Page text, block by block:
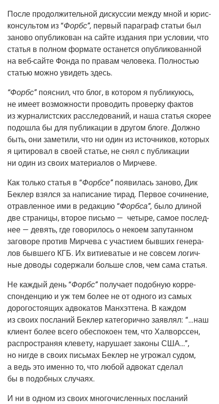
После про­дол­жи­тель­ной дис­кус­сии меж­ду мной и юрис­
кон­суль­том из “Форбс”, пер­вый пара­граф ста­тьи был
зано­во опуб­ли­ко­ван на сай­те изда­ния при усло­вии, что
ста­тья в пол­ном фор­ма­те оста­нет­ся опуб­ли­ко­ван­ной
на веб-сай­те Фон­да по пра­вам чело­ве­ка. Пол­но­стью
ста­тью мож­но уви­деть здесь.
“Форбс” пояс­нил, что блог, в кото­ром я пуб­ли­ку­юсь,
не име­ет воз­мож­но­сти про­во­дить про­вер­ку фак­тов
из жур­на­лист­ских рас­сле­до­ва­ний, и наша ста­тья ско­рее
подо­шла бы для пуб­ли­ка­ции в дру­гом бло­ге. Долж­но
быть, они заме­ти­ли, что ни один из источ­ни­ков, кото­рых
я цити­ро­вал в сво­ей ста­тье, не снял с пуб­ли­ка­ции
ни один из сво­их мате­ри­а­лов о Мирчеве.
Как толь­ко ста­тья в “Форб­се” появи­лась зано­во, Дик
Беклер взял­ся за напи­са­ние тирад. Пер­вое сочи­не­ние,
отрав­лен­ное ими в редак­цию “Форб­са”, было дли­ной
две стра­ни­цы, вто­рое пись­мо — четы­ре, самое послед­
нее — девять, где гово­ри­лось о неко­ем запу­тан­ном
заго­во­ре про­тив Мир­че­ва с уча­сти­ем быв­ших гене­ра­
лов быв­ше­го КГБ. Их вити­е­ва­тые и не совсем логич­
ные дово­ды содер­жа­ли боль­ше слов, чем сама статья.
Не каж­дый день “Форбс” полу­ча­ет подоб­ную кор­ре­
спон­ден­цию и уж тем более не от одно­го из самых
доро­го­сто­я­щих адво­ка­тов Ман­х­эт­те­на. В каж­дом
из сво­их посла­ний Беклер кате­го­рич­но заяв­лял: “…наш
кли­ент более все­го обес­по­ко­ен тем, что Хал­ворс­сен,
рас­про­стра­няя кле­ве­ту, нару­ша­ет зако­ны США…”,
но нигде в сво­их пись­мах Беклер не угро­жал судом,
а ведь это имен­но то, что любой адво­кат сде­лал
бы в подоб­ных случаях.
И ни в одном из сво­их мно­го­чис­лен­ных посла­ний